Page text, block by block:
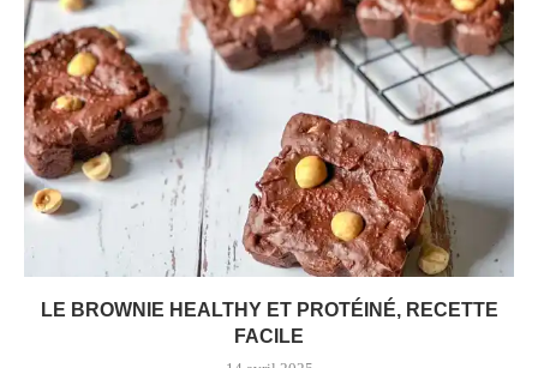
LE BROWNIE HEALTHY ET PROTÉINÉ, RECETTE
FACILE